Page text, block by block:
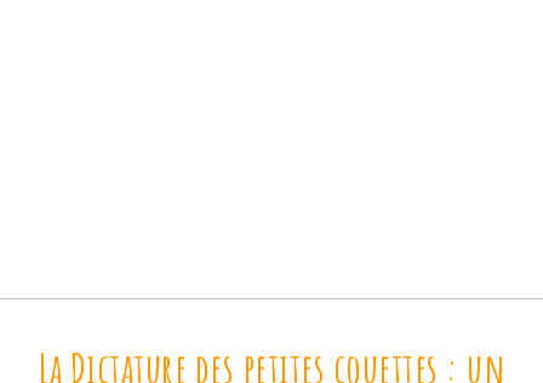
La Dictature des petites couettes : un